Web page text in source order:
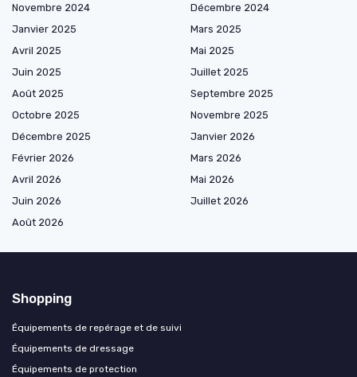
Novembre 2024
Décembre 2024
Janvier 2025
Mars 2025
Avril 2025
Mai 2025
Juin 2025
Juillet 2025
Août 2025
Septembre 2025
Octobre 2025
Novembre 2025
Décembre 2025
Janvier 2026
Février 2026
Mars 2026
Avril 2026
Mai 2026
Juin 2026
Juillet 2026
Août 2026
Shopping
Équipements de repérage et de suivi
Équipements de dressage
Équipements de protection